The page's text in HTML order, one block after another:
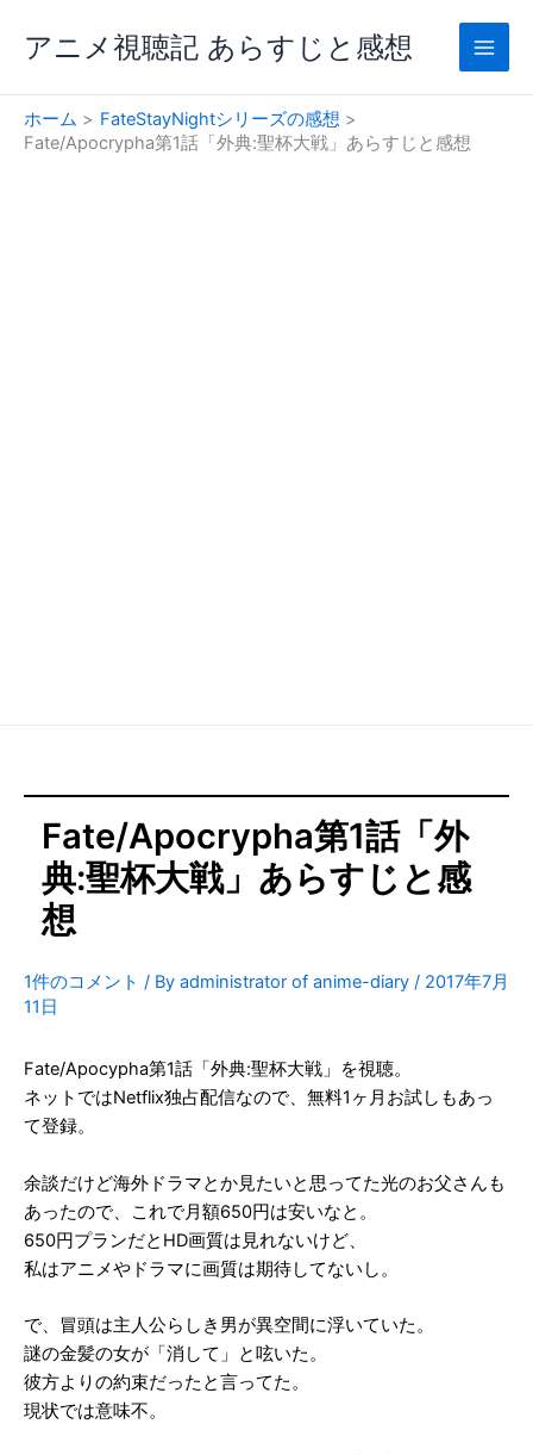
ス
アニメ視聴記 あらすじと感想
ホーム
FateStayNightシリーズの感想
Fate/Apocrypha第1話「外典:聖杯大戦」あらすじと感想
Fate/Apocrypha第1話「外
典:聖杯大戦」あらすじと感
想
1件のコメント / By administrator of anime-diary / 2017年7月
11日
Fate/Apocypha第1話「外典:聖杯大戦」を視聴。
ネットではNetflix独占配信なので、無料1ヶ月お試しもあっ
て登録。
余談だけど海外ドラマとか見たいと思ってた光のお父さんも
あったので、これで月額650円は安いなと。
650円プランだとHD画質は見れないけど、
私はアニメやドラマに画質は期待してないし。
で、冒頭は主人公らしき男が異空間に浮いていた。
謎の金髪の女が「消して」と呟いた。
彼方よりの約束だったと言ってた。
現状では意味不。